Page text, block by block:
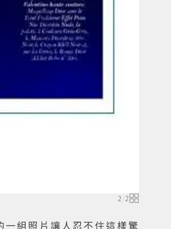
2/2
組照片讓人忍不住這樣驚